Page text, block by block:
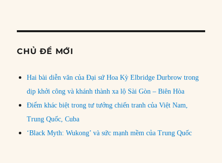
CHỦ ĐỀ MỚI
Hai bài diễn văn của Đại sứ Hoa Kỳ Elbridge Durbrow trong
dịp khởi công và khánh thành xa lộ Sài Gòn – Biên Hòa
Điểm khác biệt trong tư tưởng chiến tranh của Việt Nam,
Trung Quốc, Cuba
‘Black Myth: Wukong’ và sức mạnh mềm của Trung Quốc